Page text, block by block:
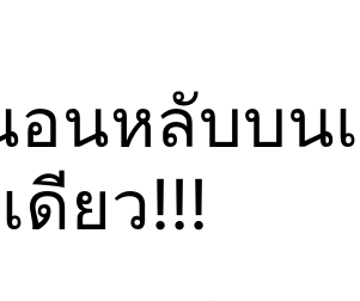
นหลับบน
ดียว!!!